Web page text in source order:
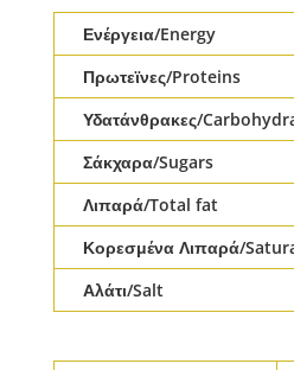
Ενέργεια/Energy
Πρωτεϊνες/Proteins
Υδατάνθρακες/
Σάκχαρα/Sugars
Λιπαρά/Total fat
Κορεσμένα Λιπαρά/
Αλάτι/Salt